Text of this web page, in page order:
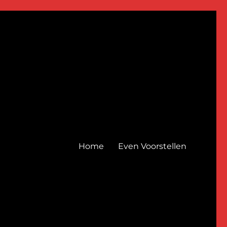
Home Even Voorstellen